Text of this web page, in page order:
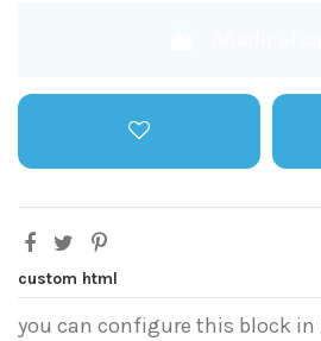
custom html
you can configure this block in